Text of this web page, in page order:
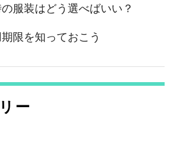
服装はどう選べばいい？
限を知っておこう
ー